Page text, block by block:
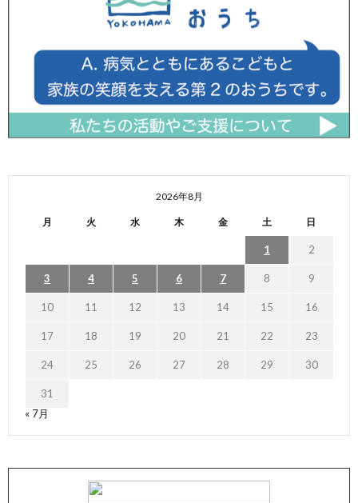
2026年8月
月 火 水 木 金 土 日
1 2
3 4 5 6 7 8 9
10 11 12 13 14 15 16
17 18 19 20 21 22 23
24 25 26 27 28 29 30
31
« 7月